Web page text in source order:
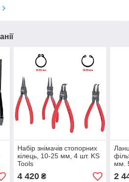
Набір знімачів стопорних
кілець, 10-25 мм, 4 шт. KS
Tools
4 420₴
мм.
2